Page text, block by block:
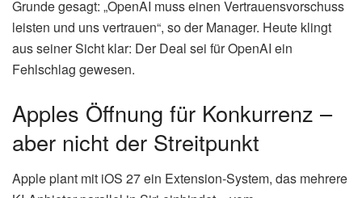
Grunde gesagt: „OpenAI muss einen Vertrauensvorschuss
leisten und uns vertrauen“, so der Manager. Heute klingt
aus seiner Sicht klar: Der Deal sei für OpenAI ein
Fehlschlag gewesen.
Apples Öffnung für Konkurrenz –
aber nicht der Streitpunkt
Apple plant mit iOS 27 ein Extension-System, das mehrere